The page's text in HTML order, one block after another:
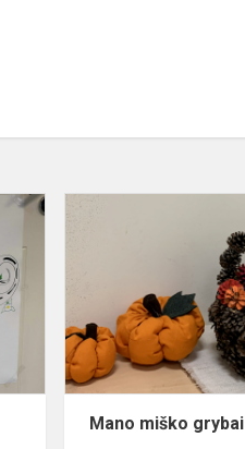
Tolerantiška
Mano miško grybai